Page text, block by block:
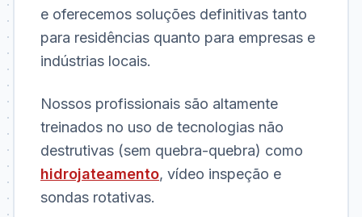
e oferecemos soluções definitivas tanto
para residências quanto para empresas e
indústrias locais.
Nossos profissionais são altamente
treinados no uso de tecnologias não
destrutivas (sem quebra-quebra) como
hidrojateamento, vídeo inspeção e
sondas rotativas.